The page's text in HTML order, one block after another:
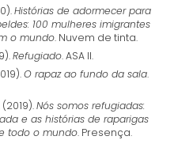
Histórias de adormecer para
100 mulheres imigrantes
o mundo. Nuvem de tinta.
Refugiado. ASA II.
O rapaz ao fundo da sala.
(2019).Nós somos refugiadas:
e as histórias de raparigas
todo o mundo. Presença.